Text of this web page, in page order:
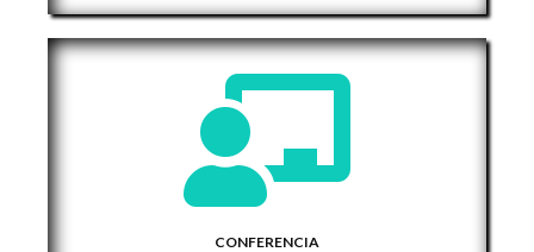
CONFERENCIA